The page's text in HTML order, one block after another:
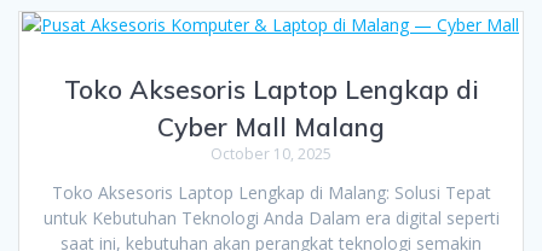
Toko Aksesoris Laptop Lengkap di
Cyber Mall Malang
October 10, 2025
Toko Aksesoris Laptop Lengkap di Malang: Solusi Tepat
untuk Kebutuhan Teknologi Anda Dalam era digital seperti
saat ini, kebutuhan akan perangkat teknologi semakin